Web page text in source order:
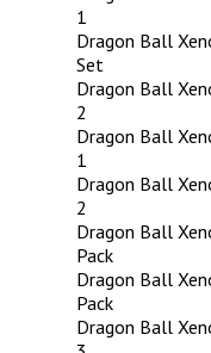
1
Dragon Ball
Set
Dragon Ball
2
Dragon Ball
1
Dragon Ball
2
Dragon Ball
Pack
Dragon Ball
Pack
Dragon Ball